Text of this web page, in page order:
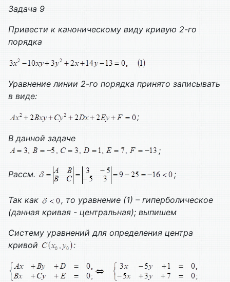
Задача 9
Привести к каноническому виду кривую 2-го
порядка
Уравнение линии 2-го порядка принято записывать
в виде:
;
В данной задаче
;
Рассм. ;
Так как
, то уравнение (1) – гиперболическое
(данная кривая - центральная); выпишем
Систему уравнений для определения центра
кривой
: